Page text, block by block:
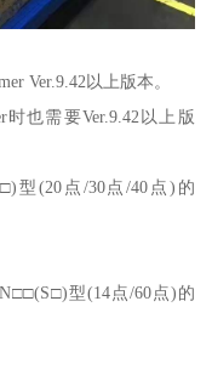
Ver.9.42以上版本。
也需要Ver.9.42以上版
型(20点/30点/40点)的
型(14点/60点)的